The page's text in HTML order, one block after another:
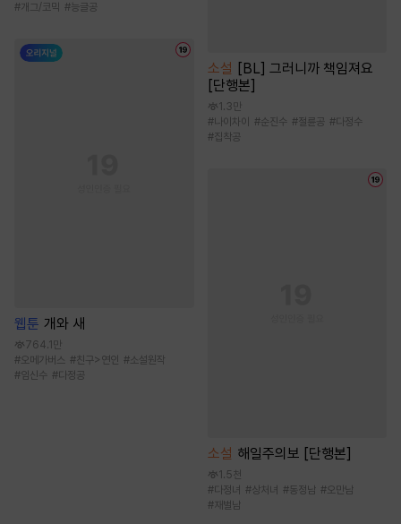
# 개그/코믹 #능글공
웹툰 개와 새
764.1만
#오메가버스 #친구>연인 #소설원작
#임신수 #다정공
소설
[BL] 그러니까 책임져요
[단행본]
1.3만
#나이차이 #순진수 #절륜공 #다정수
#집착공
소설 해일주의보 [단행본]
1.5천
#다정녀 #상처녀 #동정남 #오만남
#재벌남